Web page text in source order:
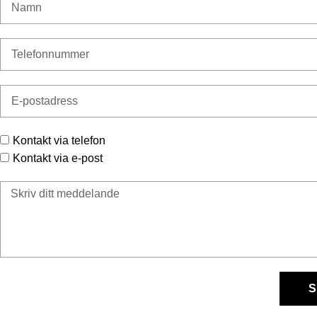
Kontakt via telefon
Kontakt via e-post